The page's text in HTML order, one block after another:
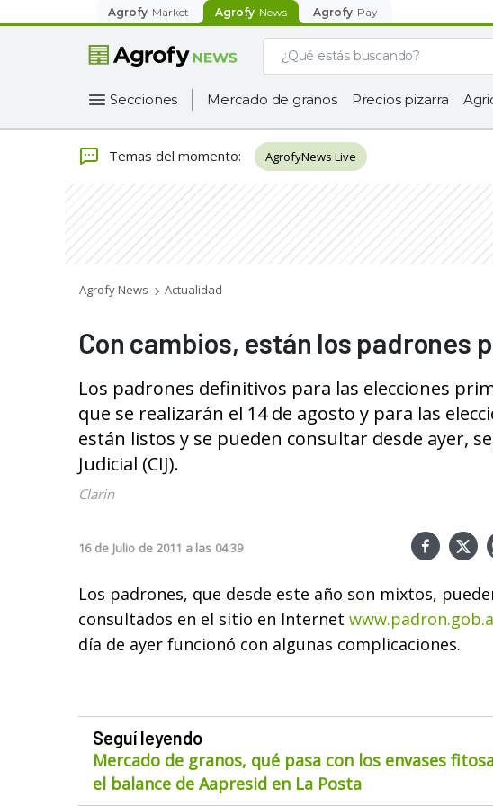
Agrofy Market Agrofy News Agrofy Pay
Secciones Mercado de granos Precios pizarra
Temas del momento: AgrofyNews Live
Agrofy News Actualidad
Con cambios, están los padrones
Los padrones definitivos para las elecciones
que se realizarán el 14 de agosto y para las
están listos y se pueden consultar desde ayer,
Judicial (CIJ).
Clarin
16 de Julio de 2011 a las 04:39
Los padrones, que desde este año son mixtos,
consultados en el sitio en Internet
día de ayer funcionó con algunas complicaciones.
Seguí leyendo
Mercado de granos, qué pasa con los envases
el balance de Aapresid en La Posta